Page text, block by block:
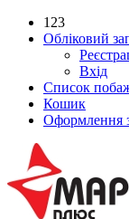
123
Обліковий
Вхід
Список
Кошик
Оформлення